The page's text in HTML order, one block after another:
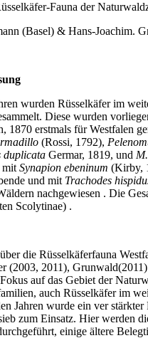
Fauna der
(Basel) & Hans-Joachim.
wurden Rüsselkäfer im
Diese wurden
1870 erstmals für Westfalen
(Rossi, 1792),
duplicata Germar, 1819, und
mit Synapion ebeninum (Kirby,
und mit Trachodes
nachgewiesen . Die
Scolytinae) .
die Rüsselkäferfauna
(2003, 2011),
auf das Gebiet der
auch Rüsselkäfer im
Jahren wurde ein ver­
zum Einsatz. Hier werden
einige ältere